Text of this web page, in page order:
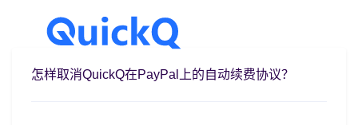
怎样取消QuickQ在PayPal上的自动续费协议？